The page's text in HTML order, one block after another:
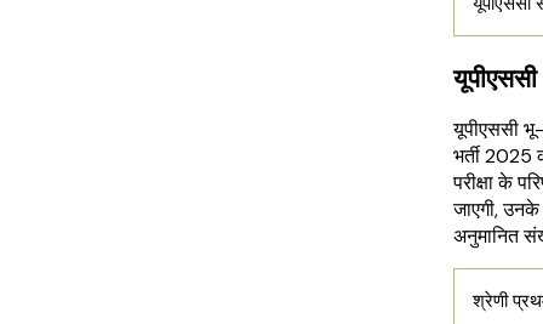
यूपीएससी
भर्ती 2025
परीक्षा के
जाएगी,
अनुमानित
श्रेणी